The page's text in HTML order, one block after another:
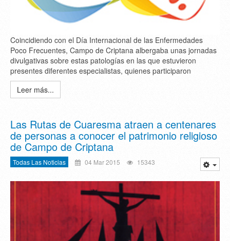
Coincidiendo con el Día Internacional de las Enfermedades
Poco Frecuentes, Campo de Criptana albergaba unas jornadas
divulgativas sobre estas patologías en las que estuvieron
presentes diferentes especialistas, quienes participaron
Leer más...
Las Rutas de Cuaresma atraen a centenares
de personas a conocer el patrimonio religioso
de Campo de Criptana
Todas Las Noticias 04 Mar 2015 15343